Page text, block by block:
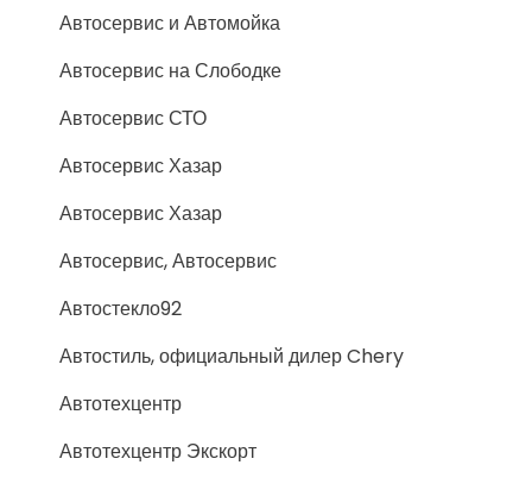
Автосервис и Автомойка
Автосервис на Слободке
Автосервис СТО
Автосервис Хазар
Автосервис Хазар
Автосервис, Автосервис
Автостекло92
Автостиль, официальный дилер Chery
Автотехцентр
Автотехцентр Экскорт